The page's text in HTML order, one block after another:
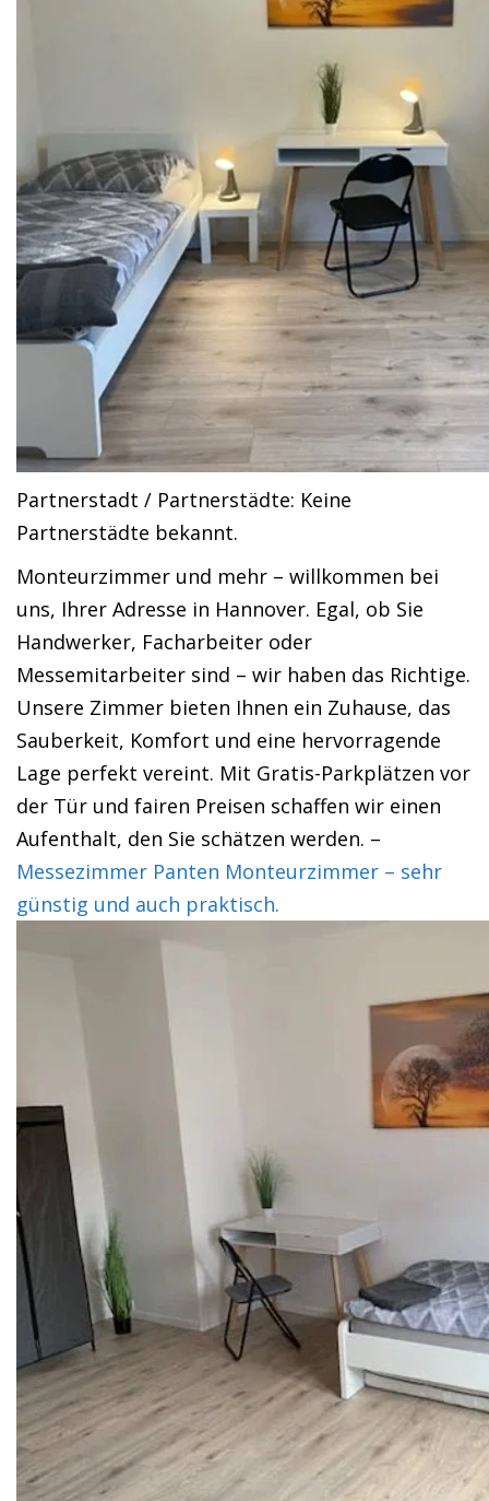
Partnerstadt / Partnerstädte: Keine
Partnerstädte bekannt.
Monteurzimmer und mehr – willkommen bei
uns, Ihrer Adresse in Hannover. Egal, ob Sie
Handwerker, Facharbeiter oder
Messemitarbeiter sind – wir haben das Richtige.
Unsere Zimmer bieten Ihnen ein Zuhause, das
Sauberkeit, Komfort und eine hervorragende
Lage perfekt vereint. Mit Gratis-Parkplätzen vor
der Tür und fairen Preisen schaffen wir einen
Aufenthalt, den Sie schätzen werden. –
Messezimmer Panten Monteurzimmer – sehr
günstig und auch praktisch.